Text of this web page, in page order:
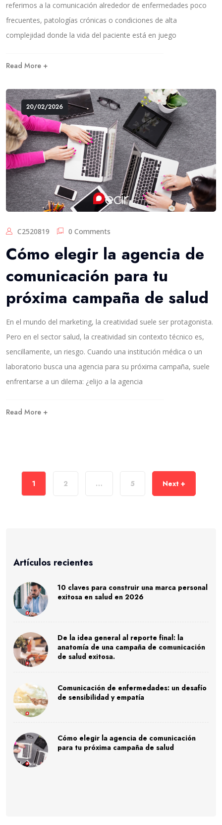
referimos a la comunicación alrededor de enfermedades poco
frecuentes, patologías crónicas o condiciones de alta
complejidad donde la vida del paciente está en juego
Read More +
20/02/2026
C2520819 0 Comments
Cómo elegir la agencia de
comunicación para tu
próxima campaña de salud
En el mundo del marketing, la creatividad suele ser protagonista.
Pero en el sector salud, la creatividad sin contexto técnico es,
sencillamente, un riesgo. Cuando una institución médica o un
laboratorio busca una agencia para su próxima campaña, suele
enfrentarse a un dilema: ¿elijo a la agencia
Read More +
1 2 … 5 Next +
Artículos recientes
10 claves para construir una marca personal
exitosa en salud en 2026
De la idea general al reporte final: la
anatomía de una campaña de comunicación
de salud exitosa.
Comunicación de enfermedades: un desafío
de sensibilidad y empatía
Cómo elegir la agencia de comunicación
para tu próxima campaña de salud